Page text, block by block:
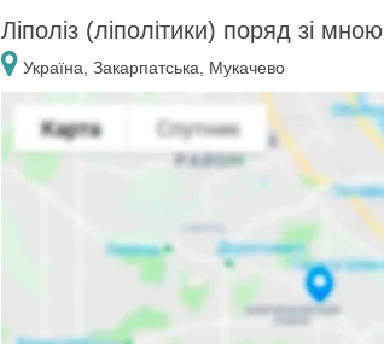
Ліполіз (ліполітики) поряд зі мною
Україна, Закарпатська, Мукачево